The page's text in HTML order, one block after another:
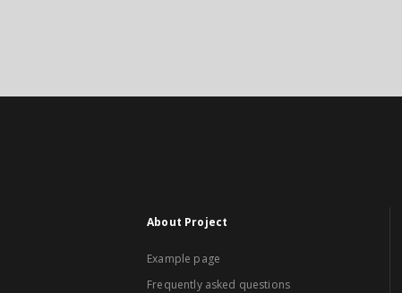
About Project
Example page
Frequently asked questions